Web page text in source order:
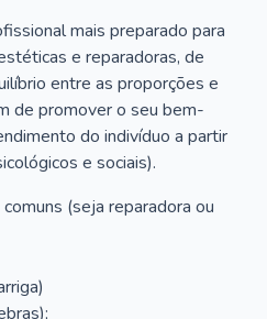
mais preparado para
e reparadoras, de
entre as proporções e
de promover o seu bem-
do indivíduo a partir
e sociais).
(seja reparadora ou